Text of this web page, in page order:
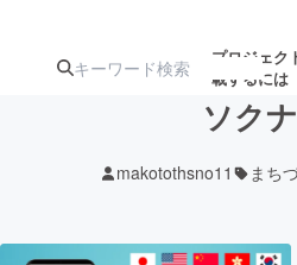
プロジェク
載するには
ソク
makotothsno11 まち